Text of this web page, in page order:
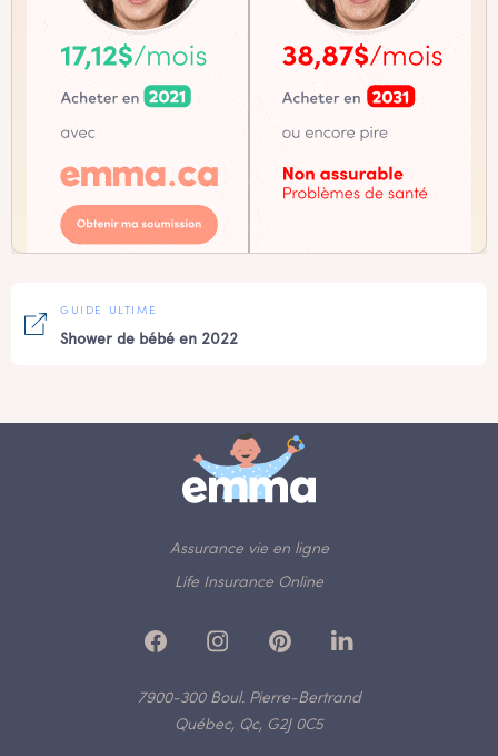
GUIDE ULTIME
Shower de bébé en 2022
Assurance vie en ligne
Life Insurance Online
7900-300 Boul. Pierre-Bertrand
Québec, Qc, G2J 0C5